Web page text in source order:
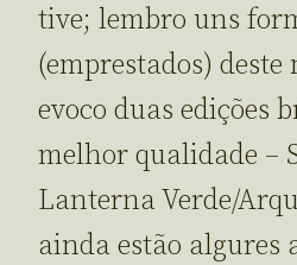
tive; lembro uns
(emprestados) deste
evoco duas edições
melhor qualidade –
Lanterna Verde/
ainda estão algures